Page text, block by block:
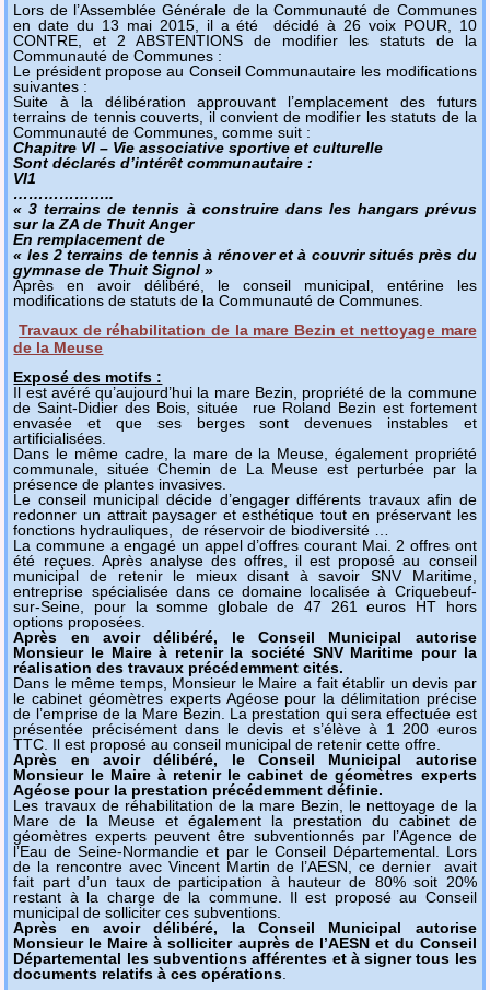
Lors de l’Assemblée Générale de la Communauté de Communes
en date du 13 mai 2015, il a été décidé à 26 voix POUR, 10
CONTRE, et 2 ABSTENTIONS de modifier les statuts de la
Communauté de Communes :
Le président propose au Conseil Communautaire les modifications
suivantes :
Suite à la délibération approuvant l’emplacement des futurs
terrains de tennis couverts, il convient de modifier les statuts de la
Communauté de Communes, comme suit :
Chapitre VI – Vie associative sportive et culturelle
Sont déclarés d’intérêt communautaire :
VI1
………………..
« 3 terrains de tennis à construire dans les hangars prévus
sur la ZA de Thuit Anger
En remplacement de
« les 2 terrains de tennis à rénover et à couvrir situés près du
gymnase de Thuit Signol »
Après en avoir délibéré, le conseil municipal, entérine les
modifications de statuts de la Communauté de Communes.
Travaux de réhabilitation de la mare Bezin et nettoyage mare
de la Meuse
Exposé des motifs :
Il est avéré qu’aujourd’hui la mare Bezin, propriété de la commune
de Saint-Didier des Bois, située rue Roland Bezin est fortement
envasée et que ses berges sont devenues instables et
artificialisées.
Dans le même cadre, la mare de la Meuse, également propriété
communale, située Chemin de La Meuse est perturbée par la
présence de plantes invasives.
Le conseil municipal décide d’engager différents travaux afin de
redonner un attrait paysager et esthétique tout en préservant les
fonctions hydrauliques, de réservoir de biodiversité …
La commune a engagé un appel d’offres courant Mai. 2 offres ont
été reçues. Après analyse des offres, il est proposé au conseil
municipal de retenir le mieux disant à savoir SNV Maritime,
entreprise spécialisée dans ce domaine localisée à Criquebeuf-
sur-Seine, pour la somme globale de 47 261 euros HT hors
options proposées.
Après en avoir délibéré, le Conseil Municipal autorise
Monsieur le Maire à retenir la société SNV Maritime pour la
réalisation des travaux précédemment cités.
Dans le même temps, Monsieur le Maire a fait établir un devis par
le cabinet géomètres experts Agéose pour la délimitation précise
de l’emprise de la Mare Bezin. La prestation qui sera effectuée est
présentée précisément dans le devis et s’élève à 1 200 euros
TTC. Il est proposé au conseil municipal de retenir cette offre.
Après en avoir délibéré, le Conseil Municipal autorise
Monsieur le Maire à retenir le cabinet de géomètres experts
Agéose pour la prestation précédemment définie.
Les travaux de réhabilitation de la mare Bezin, le nettoyage de la
Mare de la Meuse et également la prestation du cabinet de
géomètres experts peuvent être subventionnés par l’Agence de
l’Eau de Seine-Normandie et par le Conseil Départemental. Lors
de la rencontre avec Vincent Martin de l’AESN, ce dernier avait
fait part d’un taux de participation à hauteur de 80% soit 20%
restant à la charge de la commune. Il est proposé au Conseil
municipal de solliciter ces subventions.
Après en avoir délibéré, la Conseil Municipal autorise
Monsieur le Maire à solliciter auprès de l’AESN et du Conseil
Départemental les subventions afférentes et à signer tous les
documents relatifs à ces opérations.